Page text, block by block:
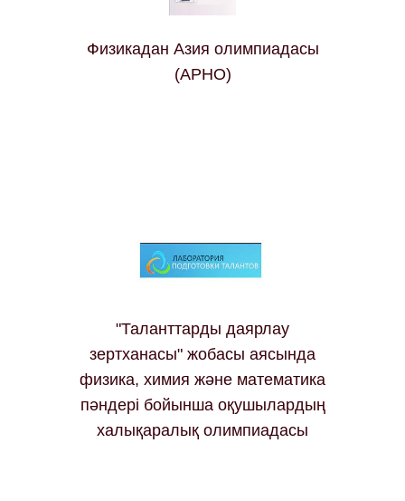
Физикадан Азия олимпиадасы
(APHO)
"Таланттарды даярлау
зертханасы" жобасы аясында
физика, химия және математика
пәндері бойынша оқушылардың
халықаралық олимпиадасы